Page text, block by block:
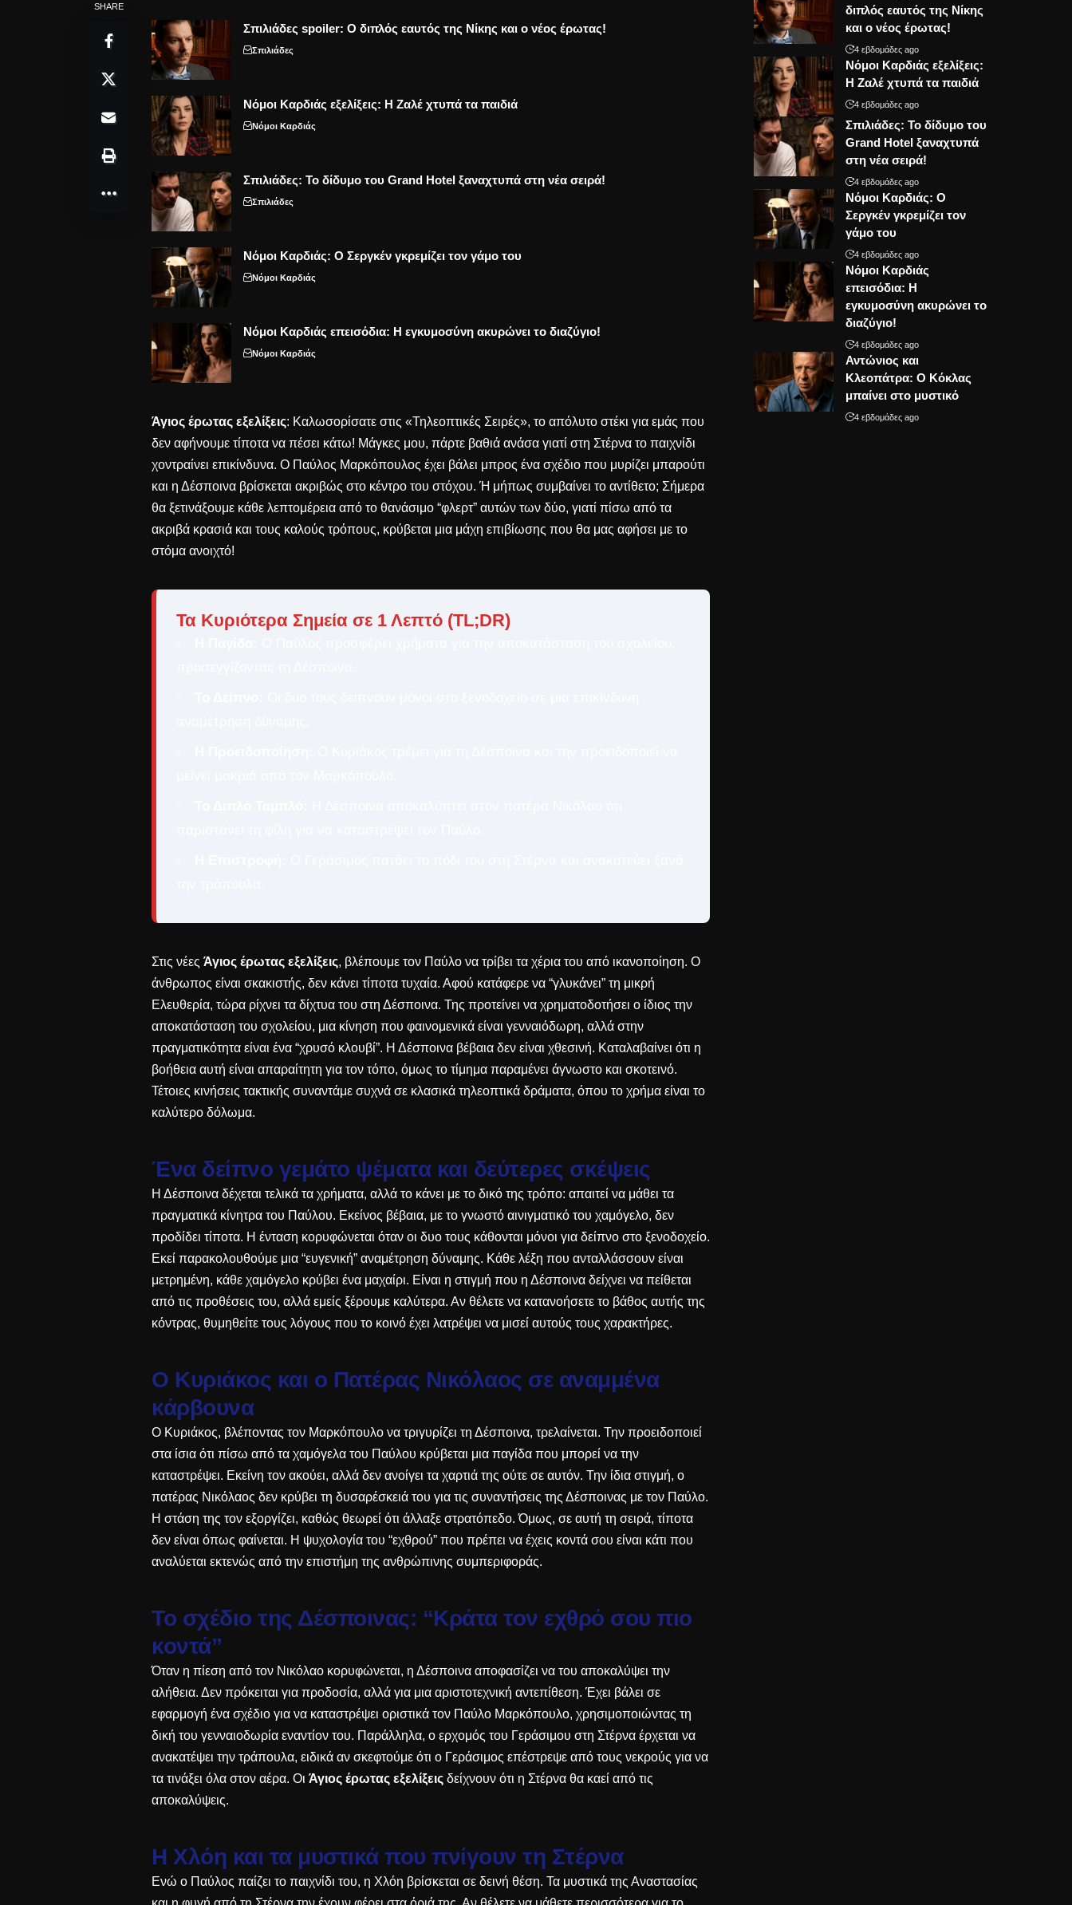
SHARE
Σπιλιάδες spoiler: Ο διπλός εαυτός της Νίκης και ο νέος έρωτας!
Σπιλιάδες
Νόμοι Καρδιάς εξελίξεις: Η Ζαλέ χτυπά τα παιδιά
Νόμοι Καρδιάς
Σπιλιάδες: Το δίδυμο του Grand Hotel ξαναχτυπά στη νέα σειρά!
Σπιλιάδες
Νόμοι Καρδιάς: Ο Σεργκέν γκρεμίζει τον γάμο του
Νόμοι Καρδιάς
Νόμοι Καρδιάς επεισόδια: Η εγκυμοσύνη ακυρώνει το διαζύγιο!
Νόμοι Καρδιάς
Άγιος έρωτας εξελίξεις: Καλωσορίσατε στις «Τηλεοπτικές Σειρές», το απόλυτο στέκι για εμάς που
δεν αφήνουμε τίποτα να πέσει κάτω! Μάγκες μου, πάρτε βαθιά ανάσα γιατί στη Στέρνα το παιχνίδι
χοντραίνει επικίνδυνα. Ο Παύλος Μαρκόπουλος έχει βάλει μπρος ένα σχέδιο που μυρίζει μπαρούτι
και η Δέσποινα βρίσκεται ακριβώς στο κέντρο του στόχου. Ή μήπως συμβαίνει το αντίθετο; Σήμερα
θα ξετινάξουμε κάθε λεπτομέρεια από το θανάσιμο “φλερτ” αυτών των δύο, γιατί πίσω από τα
ακριβά κρασιά και τους καλούς τρόπους, κρύβεται μια μάχη επιβίωσης που θα μας αφήσει με το
στόμα ανοιχτό!
Τα Κυριότερα Σημεία σε 1 Λεπτό (TL;DR)
Στις νέες Άγιος έρωτας εξελίξεις, βλέπουμε τον Παύλο να τρίβει τα χέρια του από ικανοποίηση. Ο
άνθρωπος είναι σκακιστής, δεν κάνει τίποτα τυχαία. Αφού κατάφερε να “γλυκάνει” τη μικρή
Ελευθερία, τώρα ρίχνει τα δίχτυα του στη Δέσποινα. Της προτείνει να χρηματοδοτήσει ο ίδιος την
αποκατάσταση του σχολείου, μια κίνηση που φαινομενικά είναι γενναιόδωρη, αλλά στην
πραγματικότητα είναι ένα “χρυσό κλουβί”. Η Δέσποινα βέβαια δεν είναι χθεσινή. Καταλαβαίνει ότι η
βοήθεια αυτή είναι απαραίτητη για τον τόπο, όμως το τίμημα παραμένει άγνωστο και σκοτεινό.
Τέτοιες κινήσεις τακτικής συναντάμε συχνά σε κλασικά τηλεοπτικά δράματα, όπου το χρήμα είναι το
καλύτερο δόλωμα.
Ένα δείπνο γεμάτο ψέματα και δεύτερες σκέψεις
Η Δέσποινα δέχεται τελικά τα χρήματα, αλλά το κάνει με το δικό της τρόπο: απαιτεί να μάθει τα
πραγματικά κίνητρα του Παύλου. Εκείνος βέβαια, με το γνωστό αινιγματικό του χαμόγελο, δεν
προδίδει τίποτα. Η ένταση κορυφώνεται όταν οι δυο τους κάθονται μόνοι για δείπνο στο ξενοδοχείο.
Εκεί παρακολουθούμε μια “ευγενική” αναμέτρηση δύναμης. Κάθε λέξη που ανταλλάσσουν είναι
μετρημένη, κάθε χαμόγελο κρύβει ένα μαχαίρι. Είναι η στιγμή που η Δέσποινα δείχνει να πείθεται
από τις προθέσεις του, αλλά εμείς ξέρουμε καλύτερα. Αν θέλετε να κατανοήσετε το βάθος αυτής της
κόντρας, θυμηθείτε τους λόγους που το κοινό έχει λατρέψει να μισεί αυτούς τους χαρακτήρες.
Ο Κυριάκος και ο Πατέρας Νικόλαος σε αναμμένα
κάρβουνα
Ο Κυριάκος, βλέποντας τον Μαρκόπουλο να τριγυρίζει τη Δέσποινα, τρελαίνεται. Την προειδοποιεί
στα ίσια ότι πίσω από τα χαμόγελα του Παύλου κρύβεται μια παγίδα που μπορεί να την
καταστρέψει. Εκείνη τον ακούει, αλλά δεν ανοίγει τα χαρτιά της ούτε σε αυτόν. Την ίδια στιγμή, ο
πατέρας Νικόλαος δεν κρύβει τη δυσαρέσκειά του για τις συναντήσεις της Δέσποινας με τον Παύλο.
Η στάση της τον εξοργίζει, καθώς θεωρεί ότι άλλαξε στρατόπεδο. Όμως, σε αυτή τη σειρά, τίποτα
δεν είναι όπως φαίνεται. Η ψυχολογία του “εχθρού” που πρέπει να έχεις κοντά σου είναι κάτι που
αναλύεται εκτενώς από την επιστήμη της ανθρώπινης συμπεριφοράς.
Το σχέδιο της Δέσποινας: “Κράτα τον εχθρό σου πιο
κοντά”
Όταν η πίεση από τον Νικόλαο κορυφώνεται, η Δέσποινα αποφασίζει να του αποκαλύψει την
αλήθεια. Δεν πρόκειται για προδοσία, αλλά για μια αριστοτεχνική αντεπίθεση. Έχει βάλει σε
εφαρμογή ένα σχέδιο για να καταστρέψει οριστικά τον Παύλο Μαρκόπουλο, χρησιμοποιώντας τη
δική του γενναιοδωρία εναντίον του. Παράλληλα, ο ερχομός του Γεράσιμου στη Στέρνα έρχεται να
ανακατέψει την τράπουλα, ειδικά αν σκεφτούμε ότι ο Γεράσιμος επέστρεψε από τους νεκρούς για να
τα τινάξει όλα στον αέρα. Οι Άγιος έρωτας εξελίξεις δείχνουν ότι η Στέρνα θα καεί από τις
αποκαλύψεις.
Η Χλόη και τα μυστικά που πνίγουν τη Στέρνα
Ενώ ο Παύλος παίζει το παιχνίδι του, η Χλόη βρίσκεται σε δεινή θέση. Τα μυστικά της Αναστασίας
διπλός εαυτός της Νίκης
και ο νέος έρωτας!
4 εβδομάδες ago
Νόμοι Καρδιάς εξελίξεις:
Η Ζαλέ χτυπά τα παιδιά
4 εβδομάδες ago
Σπιλιάδες: Το δίδυμο του
Grand Hotel ξαναχτυπά
στη νέα σειρά!
4 εβδομάδες ago
Νόμοι Καρδιάς: Ο
Σεργκέν γκρεμίζει τον
γάμο του
4 εβδομάδες ago
Νόμοι Καρδιάς
επεισόδια: Η
εγκυμοσύνη ακυρώνει το
διαζύγιο!
4 εβδομάδες ago
Αντώνιος και
Κλεοπάτρα: Ο Κόκλας
μπαίνει στο μυστικό
4 εβδομάδες ago